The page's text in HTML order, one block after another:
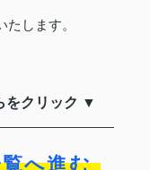
します。
をクリック ▼
へ進む